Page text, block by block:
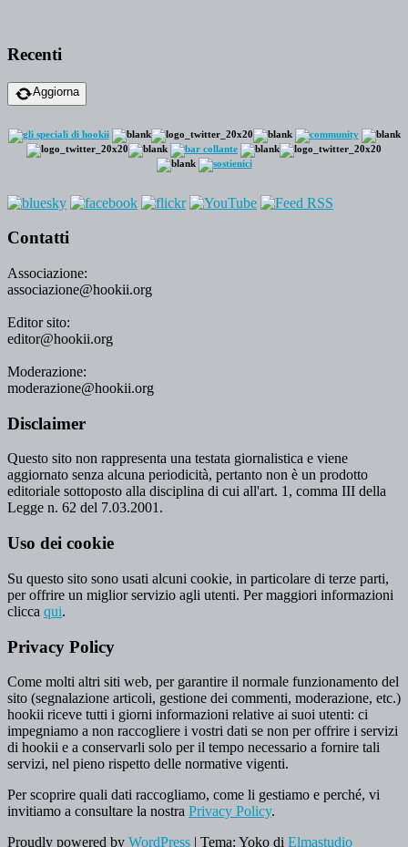
Recenti
Aggiorna
Contatti
Associazione:
associazione@hookii.org
Editor sito:
editor@hookii.org
Moderazione:
moderazione@hookii.org
Disclaimer
Questo sito non rappresenta una testata giornalistica e viene
aggiornato senza alcuna periodicità, pertanto non è un prodotto
editoriale sottoposto alla disciplina di cui all'art. 1, comma III della
Legge n. 62 del 7.03.2001.
Uso dei cookie
Su questo sito sono usati alcuni cookie, in particolare di terze parti,
per offrire un miglior servizio agli utenti. Per maggiori informazioni
clicca qui.
Privacy Policy
Come molti altri siti web, per garantire il normale funzionamento del
sito (segnalazione articoli, gestione dei commenti, moderazione, etc.)
hookii riceve tutti i giorni informazioni relative ai suoi utenti: ci
impegniamo a non raccogliere i vostri dati se non per offrire i servizi
di hookii e a conservarli solo per il tempo necessario a fornire tali
servizi, nel pieno rispetto delle normative vigenti.
Per scoprire quali dati raccogliamo, come li gestiamo e perché, vi
invitiamo a consultare la nostra Privacy Policy.
Proudly powered by WordPress | Tema: Yoko di Elmastudio